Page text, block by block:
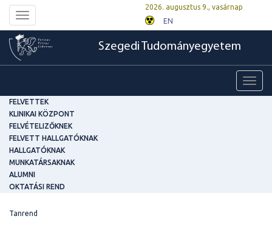
Toggle
navigation
2026. augusztus 9., vasárnap
EN
Szegedi Tudományegyetem
FELVETTEK
KLINIKAI KÖZPONT
FELVÉTELIZŐKNEK
FELVETT HALLGATÓKNAK
HALLGATÓKNAK
MUNKATÁRSAKNAK
ALUMNI
OKTATÁSI REND
Tanrend